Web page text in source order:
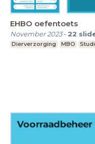
EHBO oefentoets
November 2023- 22
Dierverzorging MBO